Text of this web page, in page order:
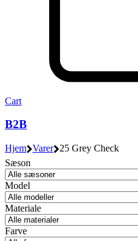
Cart
B2B
Hjem Varer
25 Grey Check
Sæson
Model
Materiale
Farve